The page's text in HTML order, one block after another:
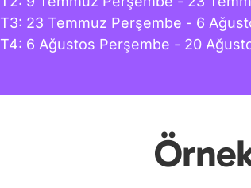
T3: 23 Temmuz Perşembe - 6
T4: 6 Ağustos Perşembe - 20